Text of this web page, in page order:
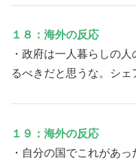
１８：海外の反応
・政府は一人暮らしの
るべきだと思うな。シェ
１９：海外の反応
・自分の国でこれがあ